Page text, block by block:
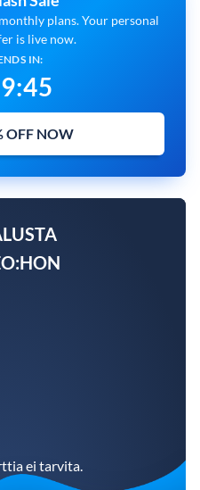
plans. Your personal
is live now.
IN:
:44
OFF NOW
ei tarvita.